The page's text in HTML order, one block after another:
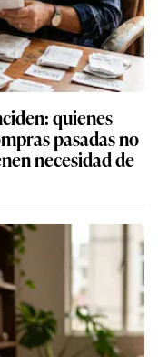
quienes
pasadas no
necesidad de